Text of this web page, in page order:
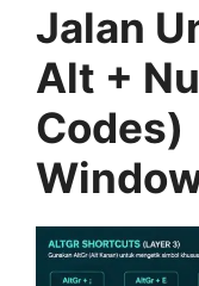
Jalan
Alt +
Codes)